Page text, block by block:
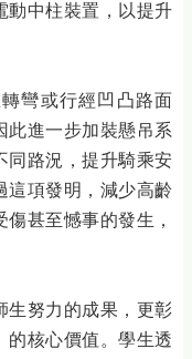
動中柱裝置，以提升
彎或行經凹凸路面
此進一步加裝懸吊系
同路況，提升騎乘安
這項發明，減少高齡
甚至憾事的發生，
努力的成果，更彰
的核心價值。學生透